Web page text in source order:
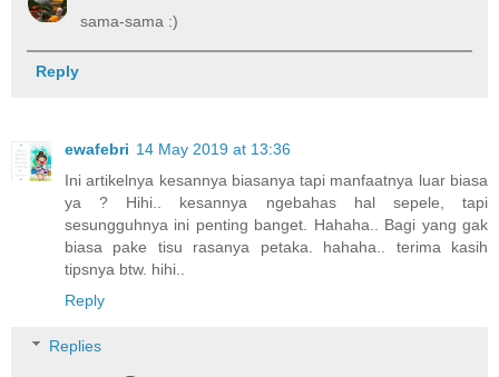
sama-sama :)
Reply
ewafebri 14 May 2019 at 13:36
Ini artikelnya kesannya biasanya tapi manfaatnya luar biasa
ya ? Hihi.. kesannya ngebahas hal sepele, tapi
sesungguhnya ini penting banget. Hahaha.. Bagi yang gak
biasa pake tisu rasanya petaka. hahaha.. terima kasih
tipsnya btw. hihi..
Reply
Replies